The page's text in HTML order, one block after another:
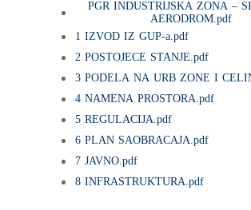
PGR INDUSTRIJSKA ZONA –
AERODROM.pdf
1 IZVOD IZ GUP-a.pdf
2 POSTOJECE STANJE.pdf
3 PODELA NA URB ZONE I
4 NAMENA PROSTORA.pdf
5 REGULACIJA.pdf
6 PLAN SAOBRACAJA.pdf
7 JAVNO.pdf
8 INFRASTRUKTURA.pdf